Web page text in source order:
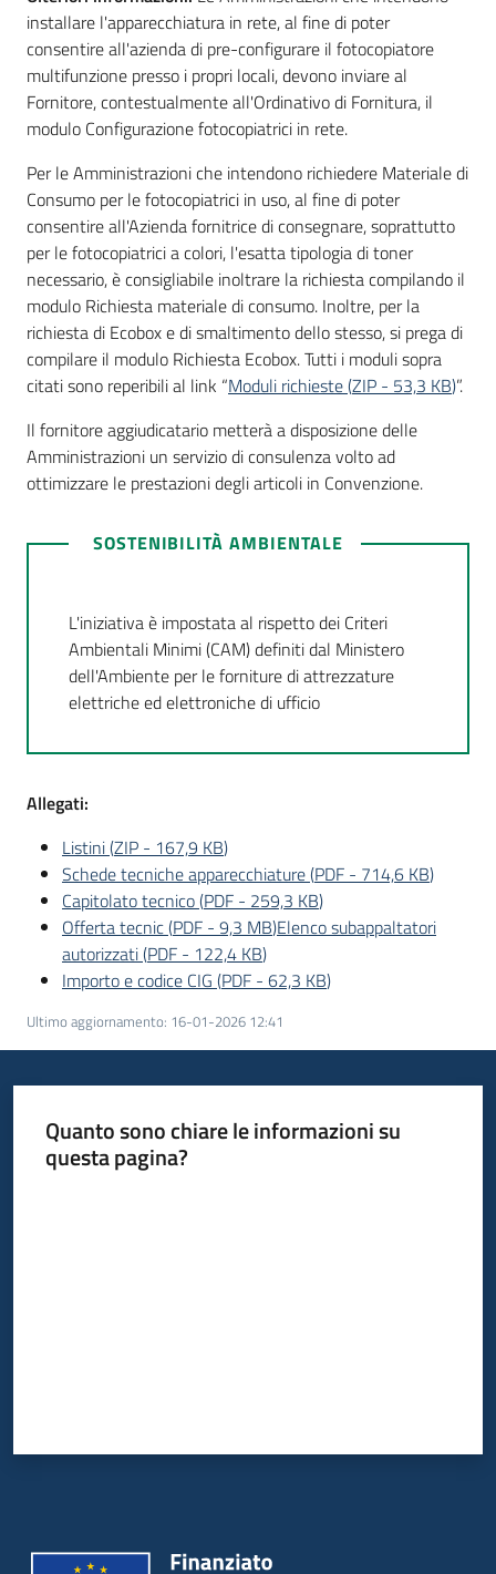
installare l'apparecchiatura in rete, al fine di poter
consentire all'azienda di pre-configurare il fotocopiatore
multifunzione presso i propri locali, devono inviare al
Fornitore, contestualmente all'Ordinativo di Fornitura, il
modulo Configurazione fotocopiatrici in rete.
Per le Amministrazioni che intendono richiedere Materiale di
Consumo per le fotocopiatrici in uso, al fine di poter
consentire all'Azienda fornitrice di consegnare, soprattutto
per le fotocopiatrici a colori, l'esatta tipologia di toner
necessario, è consigliabile inoltrare la richiesta compilando il
modulo Richiesta materiale di consumo. Inoltre, per la
richiesta di Ecobox e di smaltimento dello stesso, si prega di
compilare il modulo Richiesta Ecobox. Tutti i moduli sopra
citati sono reperibili al link “Moduli richieste(ZIP - 53,3 KB)”.
Il fornitore aggiudicatario metterà a disposizione delle
Amministrazioni un servizio di consulenza volto ad
ottimizzare le prestazioni degli articoli in Convenzione.
SOSTENIBILITÀ AMBIENTALE
L'iniziativa è impostata al rispetto dei Criteri
Ambientali Minimi (CAM) definiti dal Ministero
dell'Ambiente per le forniture di attrezzature
elettriche ed elettroniche di ufficio
Allegati:
Listini(ZIP - 167,9 KB)
Schede tecniche apparecchiature(PDF - 714,6 KB)
Capitolato tecnico(PDF - 259,3 KB)
Offerta tecnic(PDF - 9,3 MB)Elenco subappaltatori
autorizzati(PDF - 122,4 KB)
Importo e codice CIG (PDF - 62,3 KB)
Ultimo aggiornamento: 16-01-2026 12:41
Quanto sono chiare le informazioni su
questa pagina?